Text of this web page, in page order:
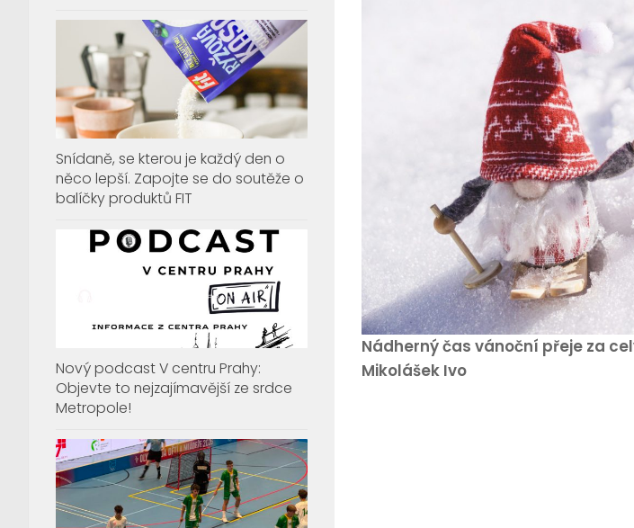
Nádherný čas vánoční přeje za
Mikolášek Ivo
Snídaně, se kterou je každý den o
něco lepší. Zapojte se do soutěže o
balíčky produktů FIT
Nový podcast V centru Prahy:
Objevte to nejzajímavější ze srdce
Metropole!